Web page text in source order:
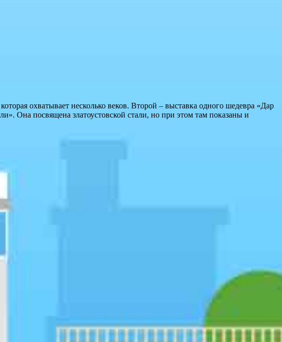
охватывает несколько веков. Второй – выставка одного шедевра «Дар
Она посвящена златоустовской стали, но при этом там показаны и